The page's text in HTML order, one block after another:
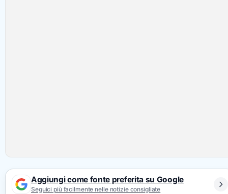
Aggiungi come fonte preferita su Google
Seguici più facilmente nelle notizie consigliate